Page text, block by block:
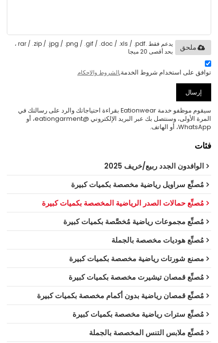
يدعم فقط .rar / .zip / .jpg / .png / .gif / .doc / .xls / .pdf ،
بحد أقصى 20 ميجا
ملحق
توافق على استخدام شروط الخدمة,الشروط والاحكام
إرسال
سيقوم موظفو خدمة Eationwear بقراءة احتياجاتك والرد على رسالتك في
المرة الأولى، وسنتصل بك عبر البريد الإلكتروني @eationgarment، أو
WhatsApp، أو الهاتف.
فئات
الوافدون الجدد ربيع/خريف 2025
مُصنِّع سراويل رياضية مخصصة بكميات كبيرة
مُصنِّع حمالات الصدر الرياضية المخصصة بكميات كبيرة
مُصنِّع مجموعات رياضية مُخصَّصة بكميات كبيرة
مُصنِّع هوديات مخصصة بالجملة
مصنع شورتات رياضية مخصصة بكميات كبيرة
مُصنِّع قمصان تيشيرت مخصصة بكميات كبيرة
مُصنِّع قمصان رياضية بدون أكمام مخصصة بكميات كبيرة
مُصنِّع سترات رياضية مخصصة بكميات كبيرة
مُصنِّع ملابس التنس المخصصة بالجملة